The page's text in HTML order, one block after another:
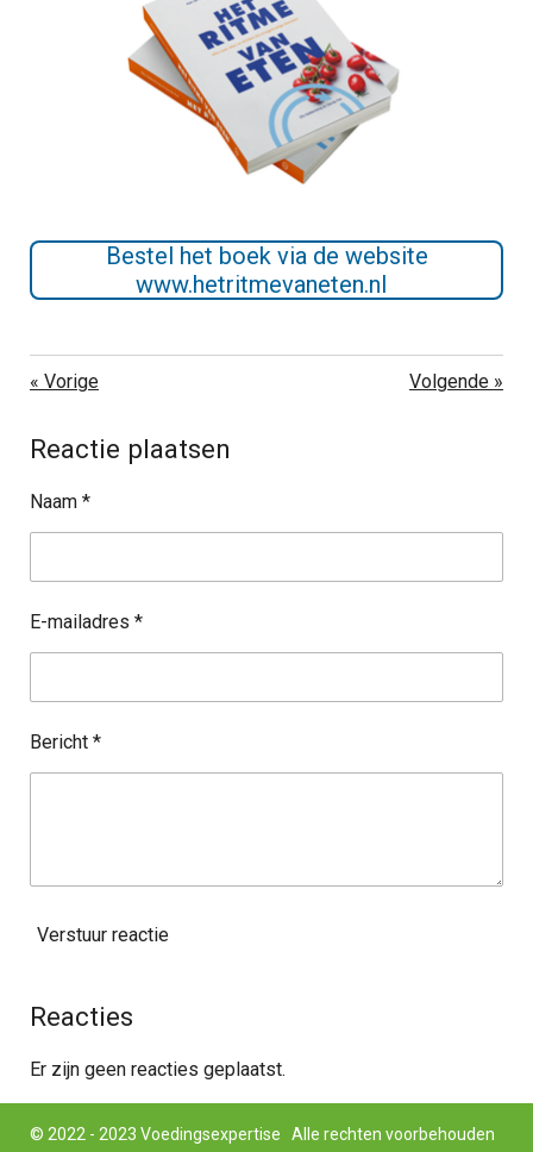
Bestel het boek via de website
www.hetritmevaneten.nl
« Vorige Volgende »
Reactie plaatsen
Naam *
E-mailadres *
Bericht *
Verstuur reactie
Reacties
Er zijn geen reacties geplaatst.
© 2022 - 2023 Voedingsexpertise Alle rechten voorbehouden